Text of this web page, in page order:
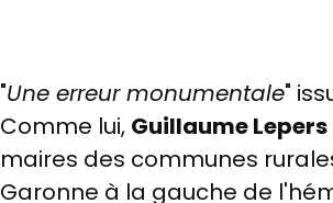
"Une erreur monumentale"
Comme lui, Guillaume Lepers
maires des communes
Garonne à la gauche de